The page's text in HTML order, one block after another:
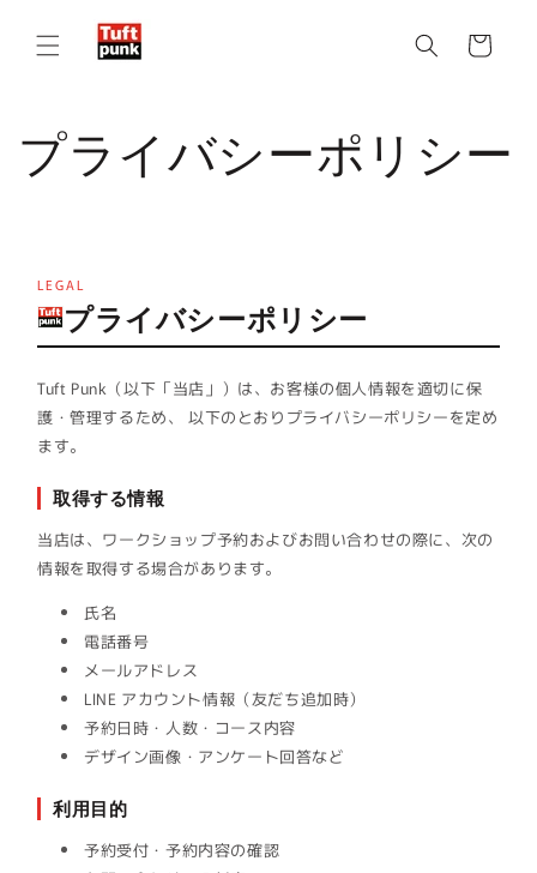
コンテン
ツに進む
ー
プライバシーポリシー
LEGAL
プライバシーポリシー
Tuft Punk（以下「当店」）は、お客様の個人情報を適切に保
護・管理するため、 以下のとおりプライバシーポリシーを定め
ます。
取得する情報
当店は、ワークショップ予約およびお問い合わせの際に、次の
情報を取得する場合があります。
氏名
電話番号
メールアドレス
LINE アカウント情報（友だち追加時）
予約日時・人数・コース内容
デザイン画像・アンケート回答など
利用目的
予約受付・予約内容の確認